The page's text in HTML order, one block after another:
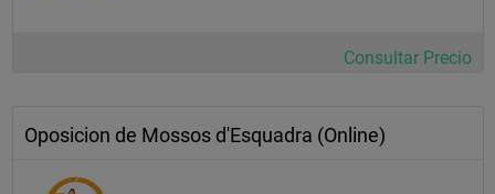
Consultar Precio
Oposicion de Mossos d'Esquadra (Online)